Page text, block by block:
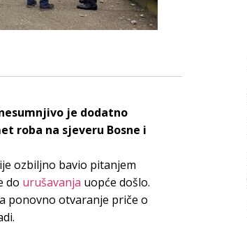
je dodatno
roba na sjeveru Bosne i
ozbiljno bavio pitanjem
do urušavanja uopće došlo.
ponovno otvaranje priče o